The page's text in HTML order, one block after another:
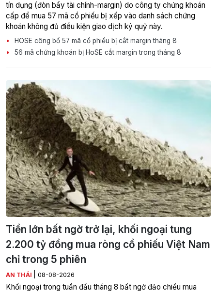
tín dụng (đòn bẩy tài chính-margin) do công ty chứng khoán
cấp để mua 57 mã cổ phiếu bị xếp vào danh sách chứng
khoán không đủ điều kiện giao dịch ký quỹ này.
HOSE công bố 57 mã cổ phiếu bị cắt margin tháng 8
56 mã chứng khoán bị HoSE cắt margin trong tháng 8
Tiền lớn bất ngờ trở lại, khối ngoại tung
2.200 tỷ đồng mua ròng cổ phiếu Việt Nam
chỉ trong 5 phiên
AN THÁI 08-08-2026
Khối ngoại trong tuần đầu tháng 8 bất ngờ đảo chiều mua